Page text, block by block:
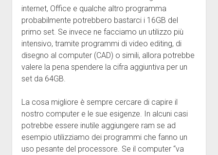
internet, Office e qualche altro programma
probabilmente potrebbero bastarci i 16GB del
primo set. Se invece ne facciamo un utilizzo più
intensivo, tramite programmi di video editing, di
disegno al computer (CAD) o simili, allora potrebbe
valere la pena spendere la cifra aggiuntiva per un
set da 64GB.
La cosa migliore è sempre cercare di capire il
nostro computer e le sue esigenze. In alcuni casi
potrebbe essere inutile aggiungere ram se ad
esempio utilizziamo dei programmi che fanno un
uso pesante del processore. Se il computer “va